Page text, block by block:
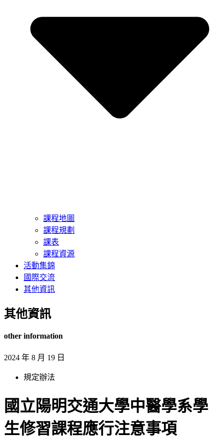
課程地圖
課程規劃
課表
課程資源
活動集錦
國際交流
其他資訊
其他資訊
other information
2024 年 8 月 19 日
規定辦法
國立陽明交通大學中醫學系學
生修習課程應行注意事項